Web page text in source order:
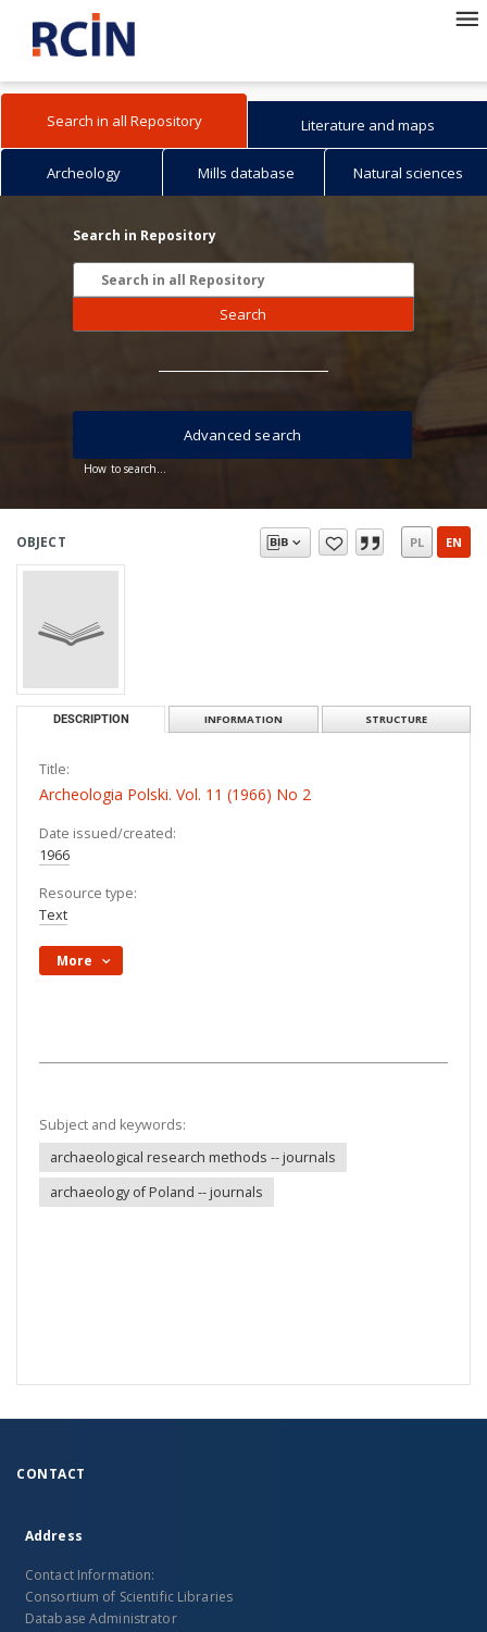
Search in all Repository Literature and maps
Archeology Mills database Natural sciences
Search in Repository
Search
How to search...
Advanced search
OBJECT PL EN
DESCRIPTION INFORMATION STRUCTURE
Title:
Archeologia Polski. Vol. 11 (1966) No 2
Date issued/created:
1966
Resource type:
Text
More
Subject and keywords:
archaeological research methods -- journals
archaeology of Poland -- journals
CONTACT
Address
Contact Information:
Consortium of Scientific Libraries
Database Administrator